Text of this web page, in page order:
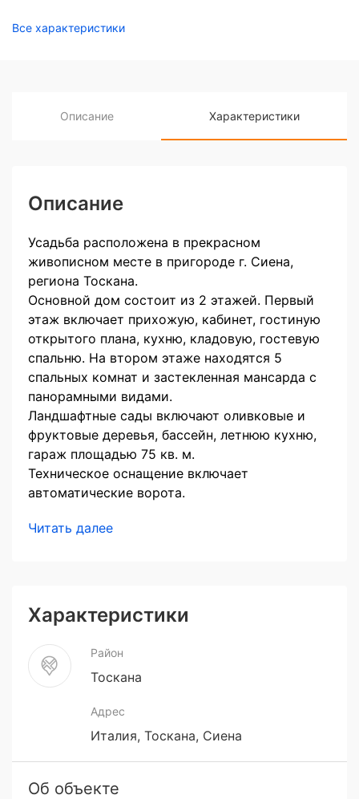
Все характеристики
Описание Характеристики
Описание
Усадьба расположена в прекрасном
живописном месте в пригороде г. Сиена,
региона Тоскана.
Основной дом состоит из 2 этажей. Первый
этаж включает прихожую, кабинет, гостиную
открытого плана, кухню, кладовую, гостевую
спальню. На втором этаже находятся 5
спальных комнат и застекленная мансарда с
панорамными видами.
Ландшафтные сады включают оливковые и
фруктовые деревья, бассейн, летнюю кухню,
гараж площадью 75 кв. м.
Техническое оснащение включает
автоматические ворота.
Читать далее
Характеристики
Район
Тоскана
Адрес
Италия, Тоскана, Сиена
Об объекте